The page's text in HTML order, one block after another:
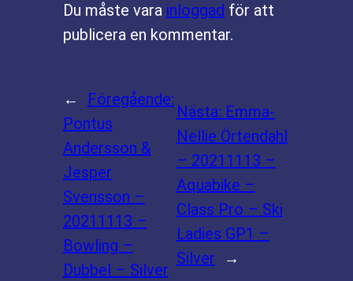
Du måste vara inloggad för att
publicera en kommentar.
←
Föregående:
Pontus
Andersson &
Jesper
Svensson –
20211113 –
Bowling –
Dubbel – Silver
Nästa: Emma-
Nellie Örtendahl
– 20211113 –
Aquabike –
Class Pro – Ski
Ladies GP1 –
Silver
→